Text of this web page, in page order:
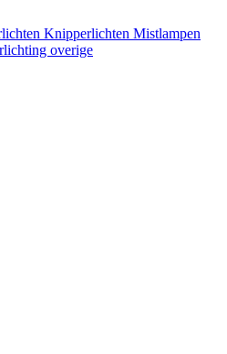
Knipperlichten Mistlampen
overige